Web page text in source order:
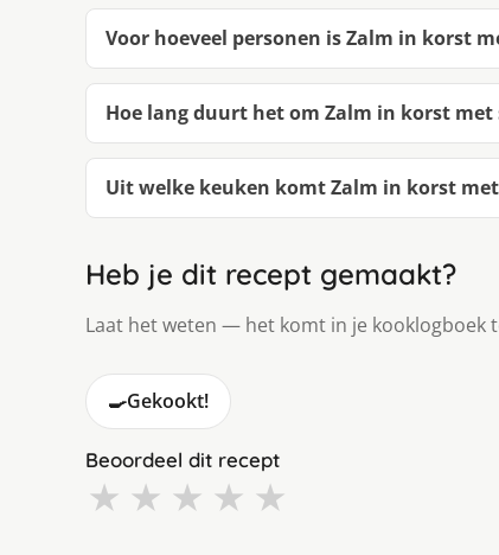
Voor hoeveel personen is Zalm in korst
Hoe lang duurt het om Zalm in korst met
Uit welke keuken komt Zalm in korst
Heb je dit recept gemaakt?
Laat het weten — het komt in je kooklogboek
🍳Gekookt!
Beoordeel dit recept
★ ★ ★ ★ ★